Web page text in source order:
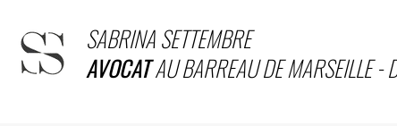
SABRINA SETTEMBRE
AVOCATAU BARREAU DE MARSEILLE -